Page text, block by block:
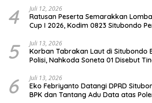
4 Juli 12, 2026
Ratusan Peserta Semarakkan
Cup I 2026, Kodim 0823 Situbondo
5 Juli 13, 2026
Korban Tabrakan Laut di Situbondo
Polisi, Nahkoda Soneta 01 Disebut
6 Juli 13, 2026
Eko Febriyanto Datangi DPRD
BPK dan Tantang Adu Data atas